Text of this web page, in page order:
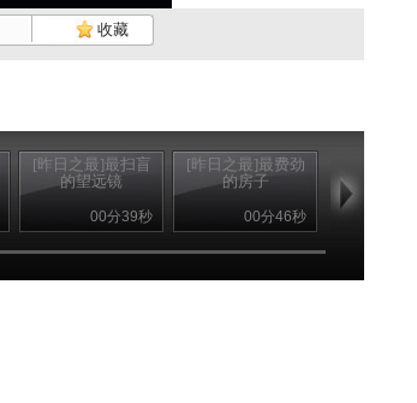
收藏
[昨日之最]最扫盲
的望远镜
00分39秒
[昨日之最]最费劲
的房子
00分46秒